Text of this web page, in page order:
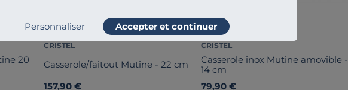
Personnaliser Accepter et continuer
20
CRISTEL
Casserole/faitout Mutine - 22 cm
157,90 €
CRISTEL
Casserole inox Mutine amovible -
14 cm
79,90 €